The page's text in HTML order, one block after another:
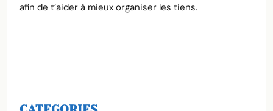
afin de t’aider à mieux organiser les tiens.